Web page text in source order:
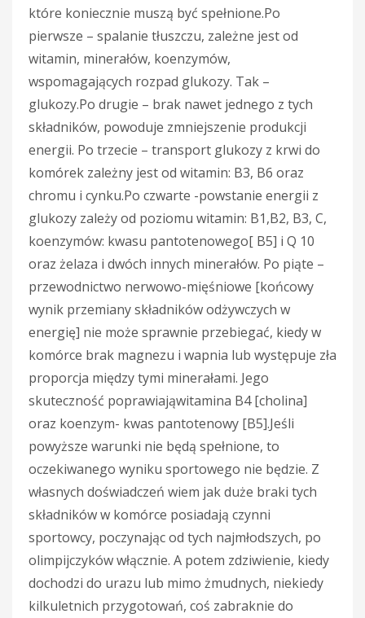
które koniecznie muszą być spełnione.Po
pierwsze – spalanie tłuszczu, zależne jest od
witamin, minerałów, koenzymów,
wspomagających rozpad glukozy. Tak –
glukozy.Po drugie – brak nawet jednego z tych
składników, powoduje zmniejszenie produkcji
energii. Po trzecie – transport glukozy z krwi do
komórek zależny jest od witamin: B3, B6 oraz
chromu i cynku.Po czwarte -powstanie energii z
glukozy zależy od poziomu witamin: B1,B2, B3, C,
koenzymów: kwasu pantotenowego[ B5] i Q 10
oraz żelaza i dwóch innych minerałów. Po piąte –
przewodnictwo nerwowo-mięśniowe [końcowy
wynik przemiany składników odżywczych w
energię] nie może sprawnie przebiegać, kiedy w
komórce brak magnezu i wapnia lub występuje zła
proporcja między tymi minerałami. Jego
skuteczność poprawiająwitamina B4 [cholina]
oraz koenzym- kwas pantotenowy [B5].Jeśli
powyższe warunki nie będą spełnione, to
oczekiwanego wyniku sportowego nie będzie. Z
własnych doświadczeń wiem jak duże braki tych
składników w komórce posiadają czynni
sportowcy, poczynając od tych najmłodszych, po
olimpijczyków włącznie. A potem zdziwienie, kiedy
dochodzi do urazu lub mimo żmudnych, niekiedy
kilkuletnich przygotowań, coś zabraknie do